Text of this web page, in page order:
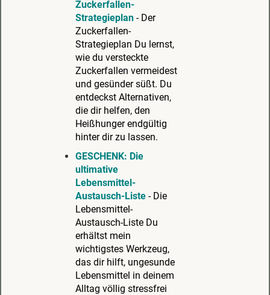
Zuckerfallen-
Strategieplan - Der
Zuckerfallen-
Strategieplan Du lernst,
wie du versteckte
Zuckerfallen vermeidest
und gesünder süßt. Du
entdeckst Alternativen,
die dir helfen, den
Heißhunger endgültig
hinter dir zu lassen.
GESCHENK: Die
ultimative
Lebensmittel-
Austausch-Liste - Die
Lebensmittel-
Austausch-Liste Du
erhältst mein
wichtigstes Werkzeug,
das dir hilft, ungesunde
Lebensmittel in deinem
Alltag völlig stressfrei